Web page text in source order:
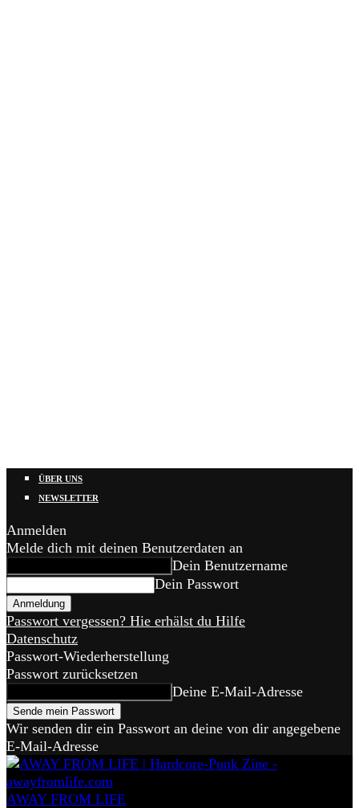
ÜBER UNS
NEWSLETTER
Anmelden
Melde dich mit deinen Benutzerdaten an
Dein Benutzername
Dein Passwort
Passwort vergessen? Hie erhälst du Hilfe
Datenschutz
Passwort-Wiederherstellung
Passwort zurücksetzen
Deine E-Mail-Adresse
Wir senden dir ein Passwort an deine von dir angegebene
E-Mail-Adresse
AWAY FROM LIFE